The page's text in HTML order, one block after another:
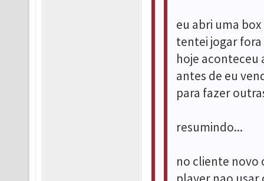
eu abri uma
tentei jogar
hoje aconteceu
antes de eu
para fazer
resumindo...
no cliente novo